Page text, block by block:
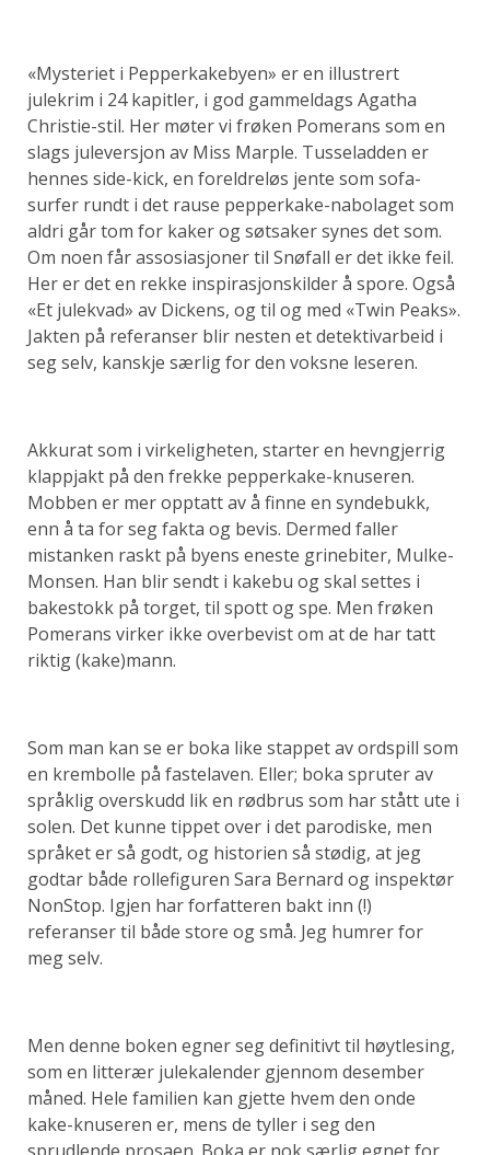
«Mysteriet i Pepperkakebyen» er en illustrert
julekrim i 24 kapitler, i god gammeldags Agatha
Christie-stil. Her møter vi frøken Pomerans som en
slags juleversjon av Miss Marple. Tusseladden er
hennes side-kick, en foreldreløs jente som sofa-
surfer rundt i det rause pepperkake-nabolaget som
aldri går tom for kaker og søtsaker synes det som.
Om noen får assosiasjoner til Snøfall er det ikke feil.
Her er det en rekke inspirasjonskilder å spore. Også
«Et julekvad» av Dickens, og til og med «Twin Peaks».
Jakten på referanser blir nesten et detektivarbeid i
seg selv, kanskje særlig for den voksne leseren.
Akkurat som i virkeligheten, starter en hevngjerrig
klappjakt på den frekke pepperkake-knuseren.
Mobben er mer opptatt av å finne en syndebukk,
enn å ta for seg fakta og bevis. Dermed faller
mistanken raskt på byens eneste grinebiter, Mulke-
Monsen. Han blir sendt i kakebu og skal settes i
bakestokk på torget, til spott og spe. Men frøken
Pomerans virker ikke overbevist om at de har tatt
riktig (kake)mann.
Som man kan se er boka like stappet av ordspill som
en krembolle på fastelaven. Eller; boka spruter av
språklig overskudd lik en rødbrus som har stått ute i
solen. Det kunne tippet over i det parodiske, men
språket er så godt, og historien så stødig, at jeg
godtar både rollefiguren Sara Bernard og inspektør
NonStop. Igjen har forfatteren bakt inn (!)
referanser til både store og små. Jeg humrer for
meg selv.
Men denne boken egner seg definitivt til høytlesing,
som en litterær julekalender gjennom desember
måned. Hele familien kan gjette hvem den onde
kake-knuseren er, mens de tyller i seg den